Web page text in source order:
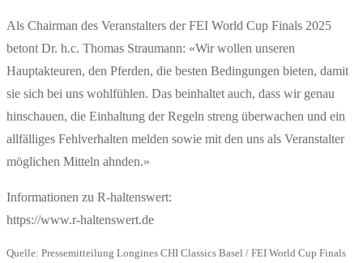
Als Chairman des Veranstalters der FEI World Cup Finals 2025
betont Dr. h.c. Thomas Straumann: «Wir wollen unseren
Hauptakteuren, den Pferden, die besten Bedingungen bieten, damit
sie sich bei uns wohlfühlen. Das beinhaltet auch, dass wir genau
hinschauen, die Einhaltung der Regeln streng überwachen und ein
allfälliges Fehlverhalten melden sowie mit den uns als Veranstalter
möglichen Mitteln ahnden.»
Informationen zu R-haltenswert:
https://www.r-haltenswert.de
Quelle: Pressemitteilung Longines CHI Classics Basel / FEI World Cup Finals